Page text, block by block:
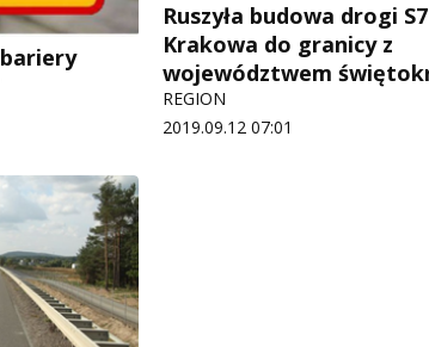
Ruszyła budowa drogi
Krakowa do granicy z
województwem
REGION
2019.09.12 07:01